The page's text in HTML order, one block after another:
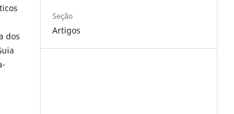
dos
Seção
Artigos